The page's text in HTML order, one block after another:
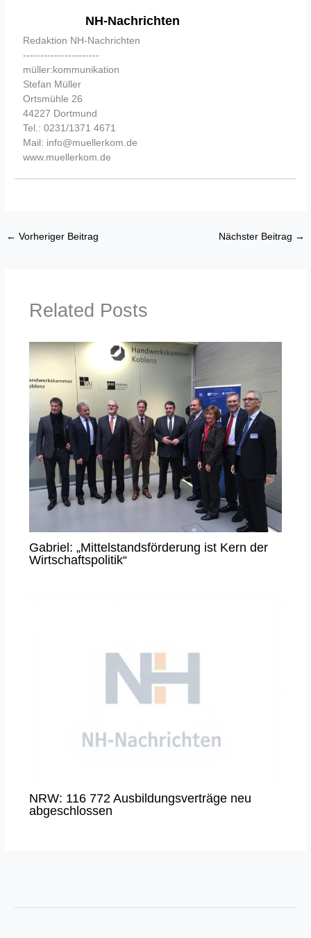
NH-Nachrichten
Redaktion NH-Nachrichten
----------------------
müller:kommunikation
Stefan Müller
Ortsmühle 26
44227 Dortmund
Tel.: 0231/1371 4671
Mail: info@muellerkom.de
www.muellerkom.de
← Vorheriger Beitrag Nächster Beitrag →
Related Posts
Gabriel: „Mittelstandsförderung ist Kern der
Wirtschaftspolitik“
NRW: 116 772 Ausbildungsverträge neu
abgeschlossen